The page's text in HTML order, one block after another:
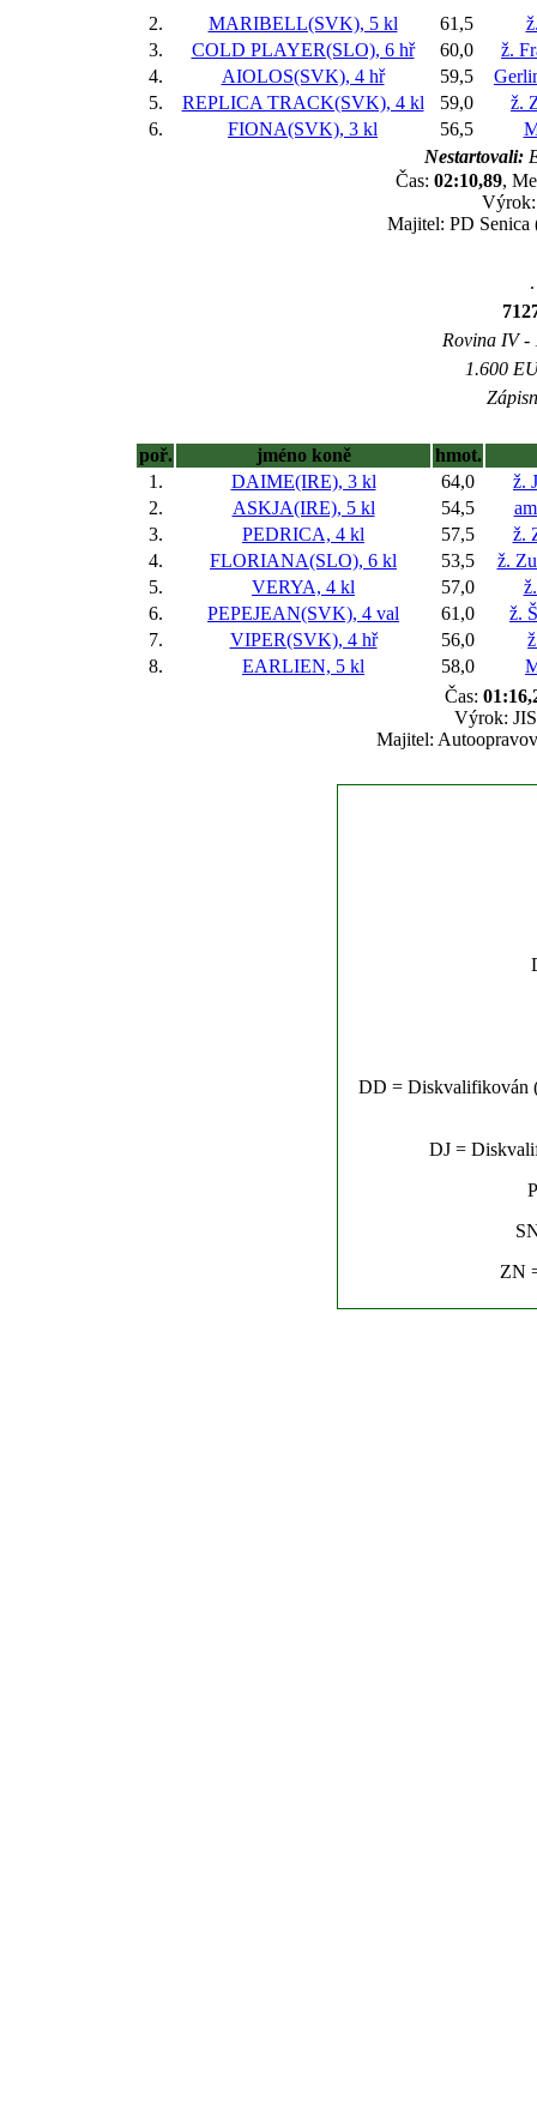
2. MARIBELL(SVK), 5 kl 61,5
3.
COLD PLAYER(SLO), 6 hř 60,0
ž.
4.
AIOLOS(SVK), 4 hř 59,5
5.
REPLICA TRACK(SVK), 4 kl 59,0
ž.
6.
FIONA(SVK), 3 kl 56,5
Nestartovali:
Čas: 02:10,89,
Majitel: PD
Rovina IV -
1.600
poř. jméno koně
hmot.
1.
DAIME(IRE), 3 kl 64,0
ž.
2.
ASKJA(IRE), 5 kl 54,5
3.
PEDRICA, 4 kl 57,5
ž.
4.
FLORIANA(SLO), 6 kl 53,5
ž.
5.
VERYA, 4 kl 57,0
6.
PEPEJEAN(SVK), 4 val 61,0
ž.
7.
VIPER(SVK), 4 hř 56,0
8.
EARLIEN, 5 kl 58,0
Čas:
Výrok:
Majitel:
DD = Diskvalifikován
DJ =
ZN